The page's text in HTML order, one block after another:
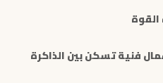
القوة
فنية تسكن بين الذاكرة